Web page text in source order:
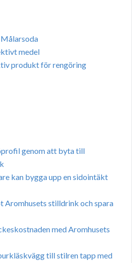
medel
produkt för rengöring
genom att byta till
kan bygga upp en sidointäkt
Aromhusets stilldrink och spara
med Aromhusets
till stilren tapp med